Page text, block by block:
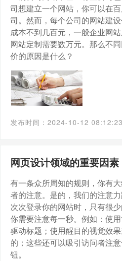
司想建立一个网站，你可以在
司。然而，每个公司的网站建
成本不到几百元，一般企业网
网站定制需要数万元。那么不
价的原因是什么？
发布时间：2024-10-12 08:12:23
网页设计领域的重要因素
有一条众所周知的规则，你有
者的注意。是的，我们的注意
次次登录你的网站时，只有很
你需要注意每一秒。例如：使
驱动标题；使用醒目的视觉效
的；这些还可以吸引访问者注
钮。